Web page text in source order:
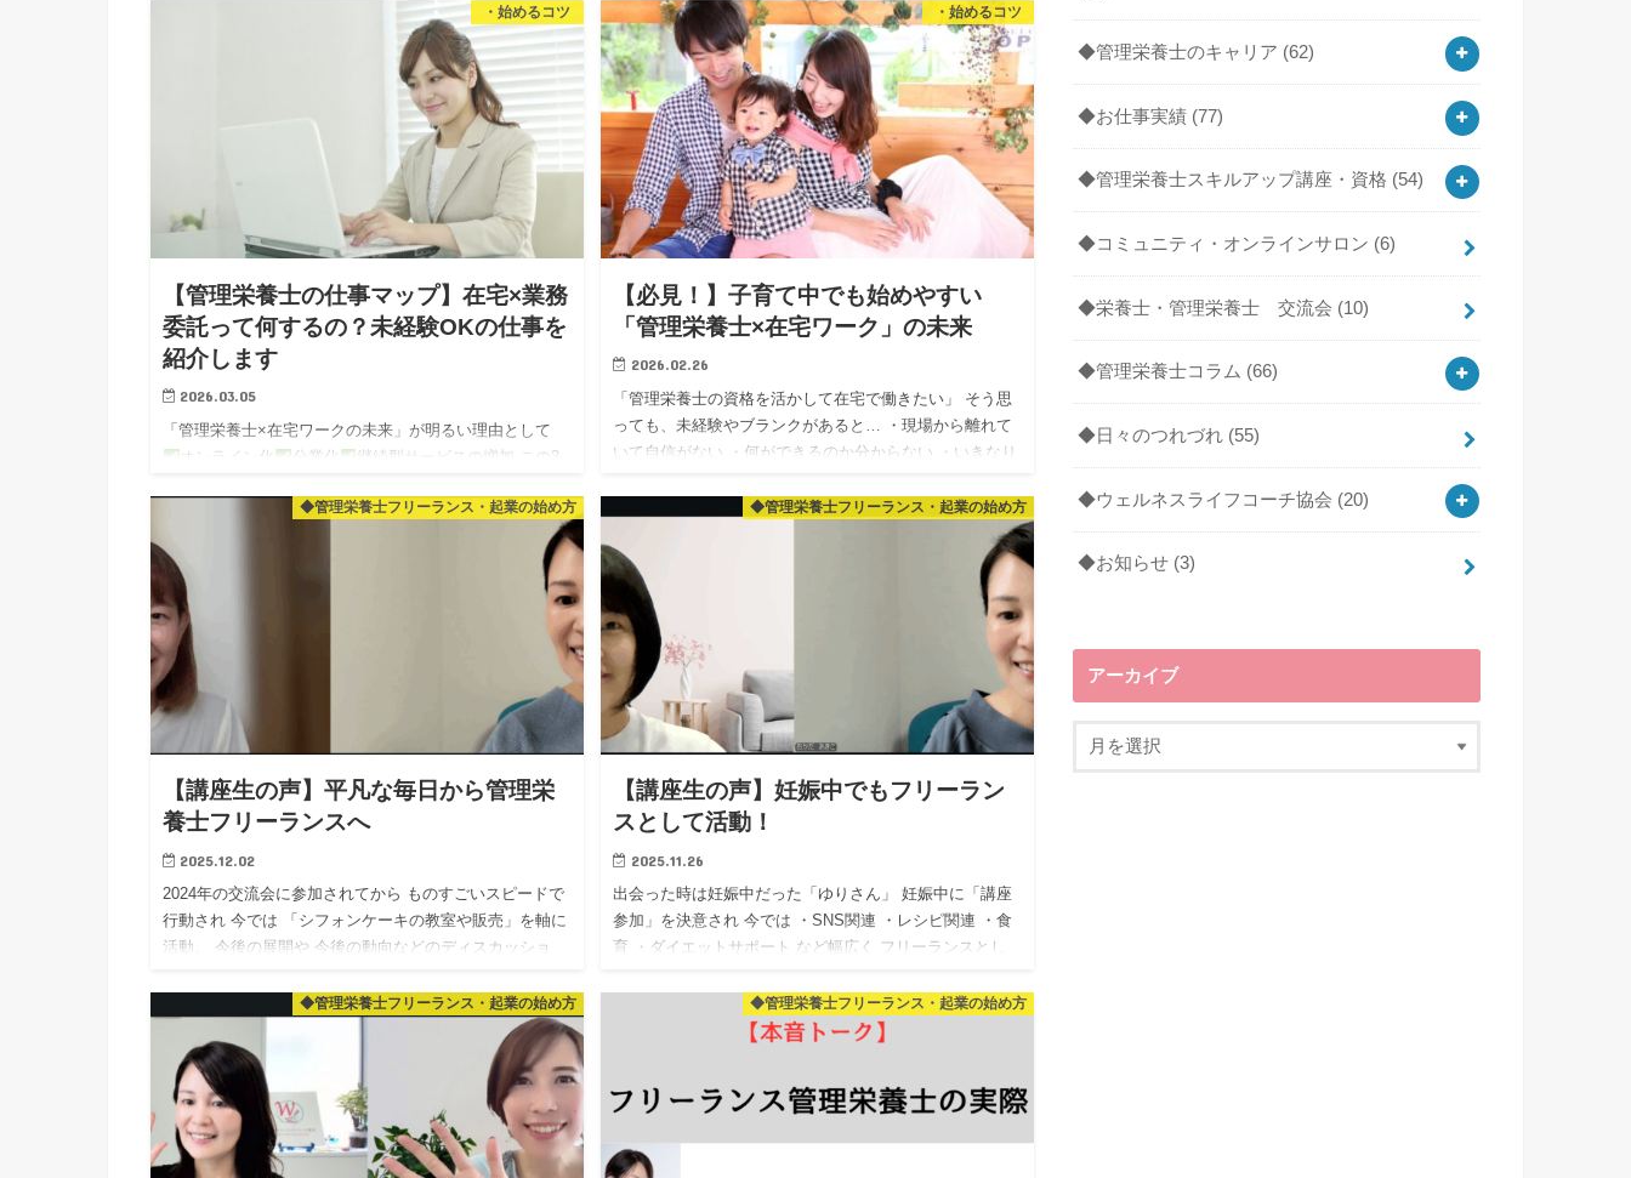
てしまっている…
・始めるコツ
【管理栄養士の仕事マップ】在宅×業務
委託って何するの？未経験OKの仕事を
紹介します
2026.03.05
「管理栄養士×在宅ワークの未来」が明るい理由として
オンライン化
分業化
継続型サービスの増加 この3
り口として A）添削…
・始めるコツ
【必見！】子育て中でも始めやすい
「管理栄養士×在宅ワーク」の未来
2026.02.26
「管理栄養士の資格を活かして在宅で働きたい」 そう思
っても、未経験やブランクがあると… ・現場から離れて
いて自信がない ・何ができるのか分からない ・いきなり
◆管理栄養士フリーランス・起業の始め方
【講座生の声】平凡な毎日から管理栄
養士フリーランスへ
2025.12.02
2024年の交流会に参加されてから ものすごいスピードで
行動され 今では 「シフォンケーキの教室や販売」を軸に
活動。 今後の展開や 今後の動向などのディスカッショ
◆管理栄養士フリーランス・起業の始め方
【講座生の声】妊娠中でもフリーラン
スとして活動！
2025.11.26
出会った時は妊娠中だった「ゆりさん」 妊娠中に「講座
参加」を決意され 今では ・SNS関連 ・レシピ関連 ・食
育 ・ダイエットサポート など幅広く フリーランスとし
◆管理栄養士フリーランス・起業の始め方 ◆管理栄養士フリーランス・起業の始め方
◆管理栄養士のキャリア (62)
◆お仕事実績 (77)
◆管理栄養士スキルアップ講座・資格 (54)
◆コミュニティ・オンラインサロン (6)
◆栄養士・管理栄養士 交流会 (10)
◆管理栄養士コラム (66)
◆日々のつれづれ (55)
◆ウェルネスライフコーチ協会 (20)
◆お知らせ (3)
アーカイブ